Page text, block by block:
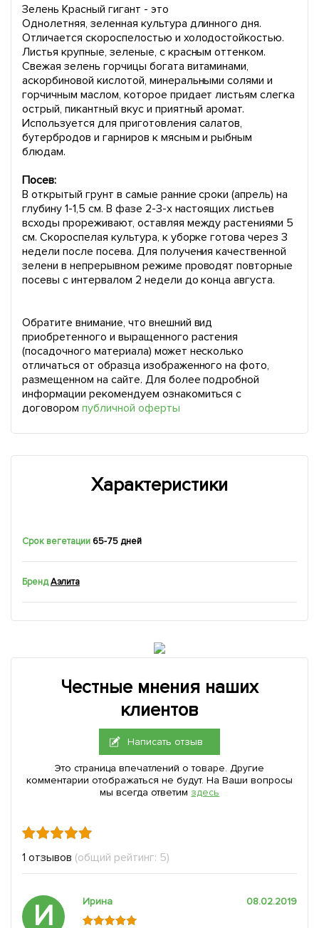
Зелень Красный гигант - это
Однолетняя, зеленная культура длинного дня.
Отличается скороспелостью и холодостойкостью.
Листья крупные, зеленые, с красным оттенком.
Свежая зелень горчицы богата витаминами,
аскорбиновой кислотой, минеральными солями и
горчичным маслом, которое придает листьям слегка
острый, пикантный вкус и приятный аромат.
Используется для приготовления салатов,
бутербродов и гарниров к мясным и рыбным
блюдам.
Посев:
В открытый грунт в самые ранние сроки (апрель) на
глубину 1-1,5 см. В фазе 2-3-х настоящих листьев
всходы прореживают, оставляя между растениями 5
см. Скороспелая культура, к уборке готова через 3
недели после посева. Для получения качественной
зелени в непрерывном режиме проводят повторные
посевы с интервалом 2 недели до конца августа.
Обратите внимание, что внешний вид
приобретенного и выращенного растения
(посадочного материала) может несколько
отличаться от образца изображенного на фото,
размещенном на сайте. Для более подробной
информации рекомендуем ознакомиться с
договором публичной оферты
Характеристики
Срок вегетации 65-75 дней
БрендАэлита
Честные мнения наших
клиентов
Написать отзыв
Это страница впечатлений о товаре. Другие
комментарии отображаться не будут. На Ваши вопросы
мы всегда ответим здесь
1 отзывов (общий рейтинг: 5)
И Ирина 08.02.2019